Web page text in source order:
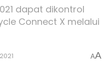
dapat dikontrol
Connect X melalui
AA